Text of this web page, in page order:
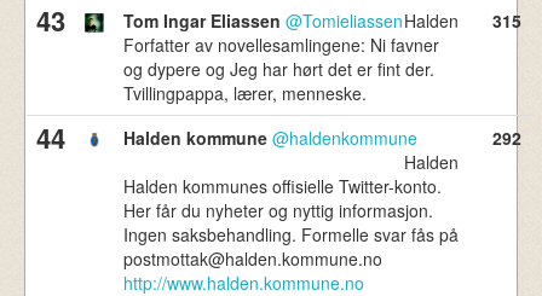
43 Tom Ingar Eliassen @TomieliassenHalden
Forfatter av novellesamlingene: Ni favner
og dypere og Jeg har hørt det er fint der.
Tvillingpappa, lærer, menneske.
315
44 Halden kommune @haldenkommune
Halden
Halden kommunes offisielle Twitter-konto.
Her får du nyheter og nyttig informasjon.
Ingen saksbehandling. Formelle svar fås på
postmottak@halden.kommune.no
http://www.halden.kommune.no
292